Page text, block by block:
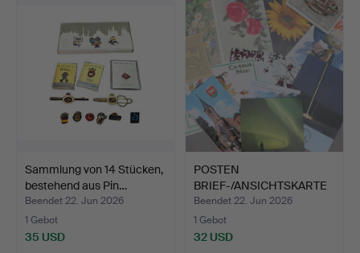
Sammlung von 14 Stücken,
bestehend aus Pin…
Beendet 22. Jun 2026
1 Gebot
35 USD
POSTEN
BRIEF-/ANSICHTSKARTE
N, verschiedene…
Beendet 22. Jun 2026
1 Gebot
32 USD